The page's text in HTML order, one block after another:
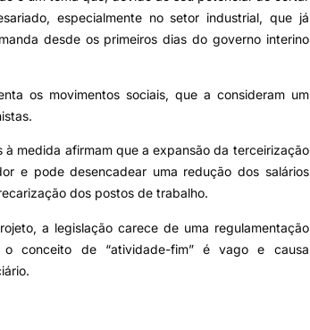
especialmente no setor industrial, que já
desde os primeiros dias do governo interino
os movimentos sociais, que a consideram um
à medida afirmam que a expansão da terceirização
e pode desencadear uma redução dos salários
dos postos de trabalho.
a legislação carece de uma regulamentação
o conceito de “atividade-fim” é vago e causa